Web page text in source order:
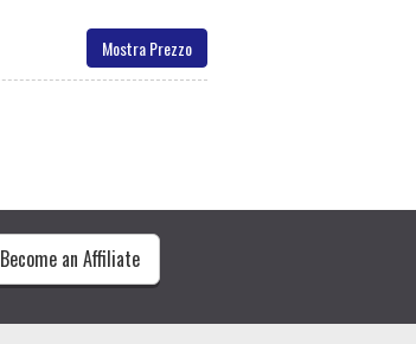
Mostra Prezzo
Become an Affiliate